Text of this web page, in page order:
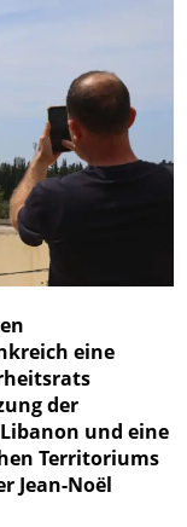
eine
der
und eine
Territoriums
Jean-Noël